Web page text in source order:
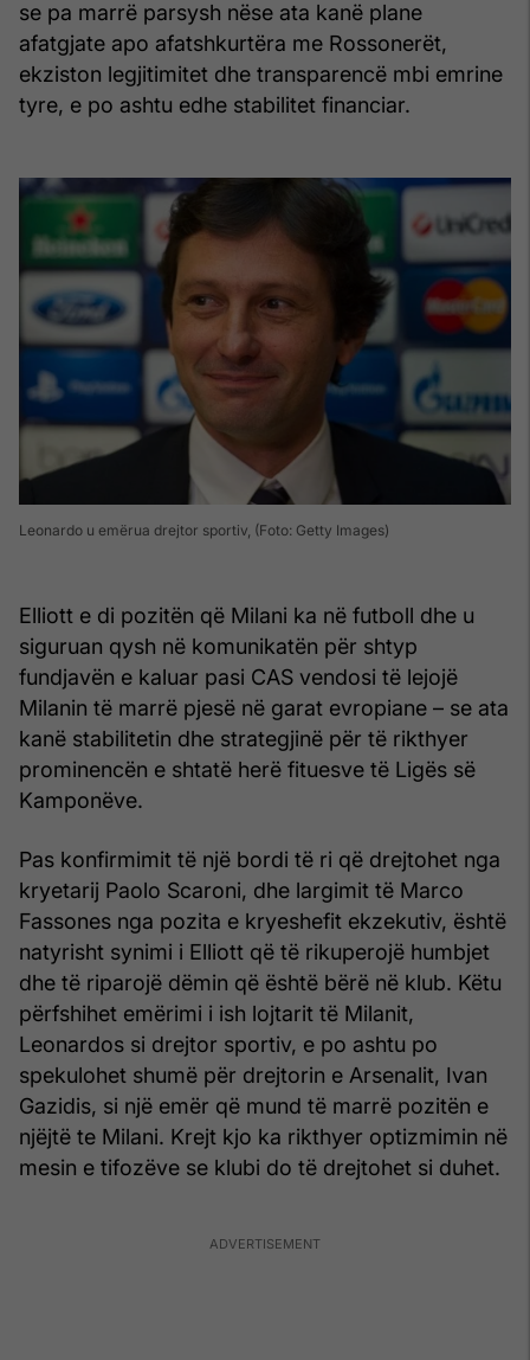
se pa marrë parsysh nëse ata kanë plane
afatgjate apo afatshkurtëra me Rossonerët,
ekziston legjitimitet dhe transparencë mbi emrine
tyre, e po ashtu edhe stabilitet financiar.
Leonardo u emërua drejtor sportiv, (Foto: Getty Images)
Elliott e di pozitën që Milani ka në futboll dhe u
siguruan qysh në komunikatën për shtyp
fundjavën e kaluar pasi CAS vendosi të lejojë
Milanin të marrë pjesë në garat evropiane – se ata
kanë stabilitetin dhe strategjinë për të rikthyer
prominencën e shtatë herë fituesve të Ligës së
Kamponëve.
Pas konfirmimit të një bordi të ri që drejtohet nga
kryetarij Paolo Scaroni, dhe largimit të Marco
Fassones nga pozita e kryeshefit ekzekutiv, është
natyrisht synimi i Elliott që të rikuperojë humbjet
dhe të riparojë dëmin që është bërë në klub. Këtu
përfshihet emërimi i ish lojtarit të Milanit,
Leonardos si drejtor sportiv, e po ashtu po
spekulohet shumë për drejtorin e Arsenalit, Ivan
Gazidis, si një emër që mund të marrë pozitën e
njëjtë te Milani. Krejt kjo ka rikthyer optizmimin në
mesin e tifozëve se klubi do të drejtohet si duhet.